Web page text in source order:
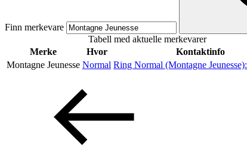
Mat og drikke
Helse
Aktiviteter
Tilbud
Finn merkevare
Tabell med aktuelle merkevarer
Merke
Hvor
Kontaktinfo
Montagne Jeunesse Normal Ring Normal (Montagne Jeunesse):